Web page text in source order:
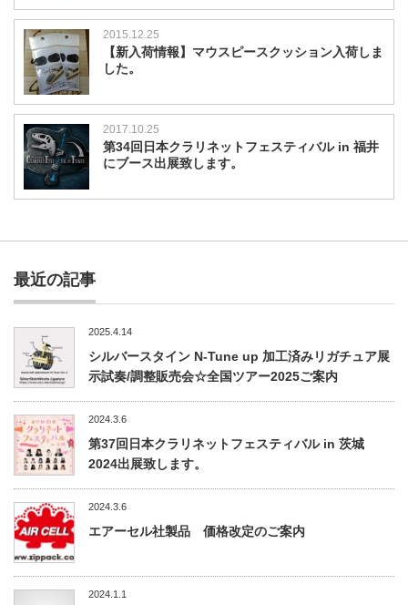
2015.12.25
【新入荷情報】マウスピースクッション入荷しま
した。
2017.10.25
第34回日本クラリネットフェスティバル in 福井
にブース出展致します。
最近の記事
2025.4.14
シルバースタイン N-Tune up 加工済みリガチュア展
示試奏/調整販売会☆全国ツアー2025ご案内
2024.3.6
第37回日本クラリネットフェスティバル in 茨城
2024出展致します。
2024.3.6
エアーセル社製品 価格改定のご案内
2024.1.1